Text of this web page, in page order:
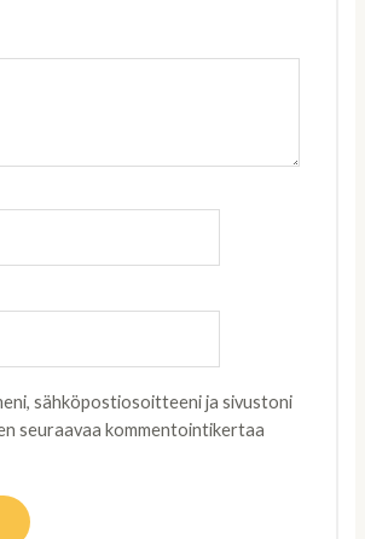
sähköpostiosoitteeni ja sivustoni
seuraavaa kommentointikertaa